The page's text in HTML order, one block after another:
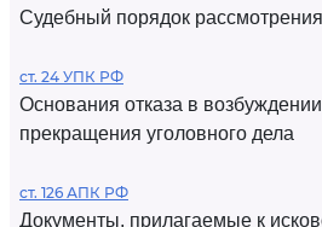
Судебный порядок
ст. 24 УПК РФ
Основания отказа в
прекращения уголовного дела
ст. 126 АПК РФ
Документы, прилагаемые к